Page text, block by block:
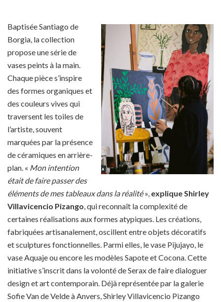
Baptisée Santiago de
Borgia, la collection
propose une série de
vases peints à la main.
Chaque pièce s’inspire
des formes organiques et
des couleurs vives qui
traversent les toiles de
l’artiste, souvent
marquées par la présence
de céramiques en arrière-
plan. « Mon intention
était de faire passer des
éléments de mes tableaux dans la réalité», explique Shirley
Villavicencio Pizango, qui reconnaît la complexité de
certaines réalisations aux formes atypiques. Les créations,
fabriquées artisanalement, oscillent entre objets décoratifs
et sculptures fonctionnelles. Parmi elles, le vase Pijujayo, le
vase Aquaje ou encore les modèles Sapote et Cocona. Cette
initiative s’inscrit dans la volonté de Serax de faire dialoguer
design et art contemporain. Déjà représentée par la galerie
Sofie Van de Velde à Anvers, Shirley Villavicencio Pizango